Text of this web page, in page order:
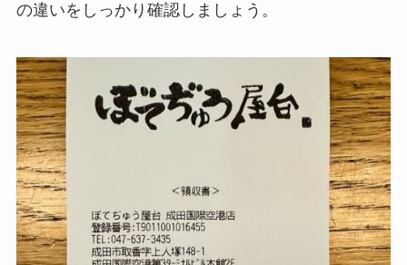
の違いをしっかり確認しましょう。